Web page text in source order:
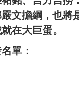
文擔綱，也將
在大巨蛋。
單：